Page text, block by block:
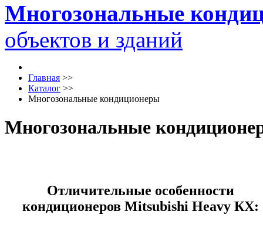
Многозональные
объектов и зданий
Главная >>
Каталог >>
Многозональные кондиционеры
Многозональные
Отличительные особенности
кондиционеров Mitsubishi Heavy КХ: